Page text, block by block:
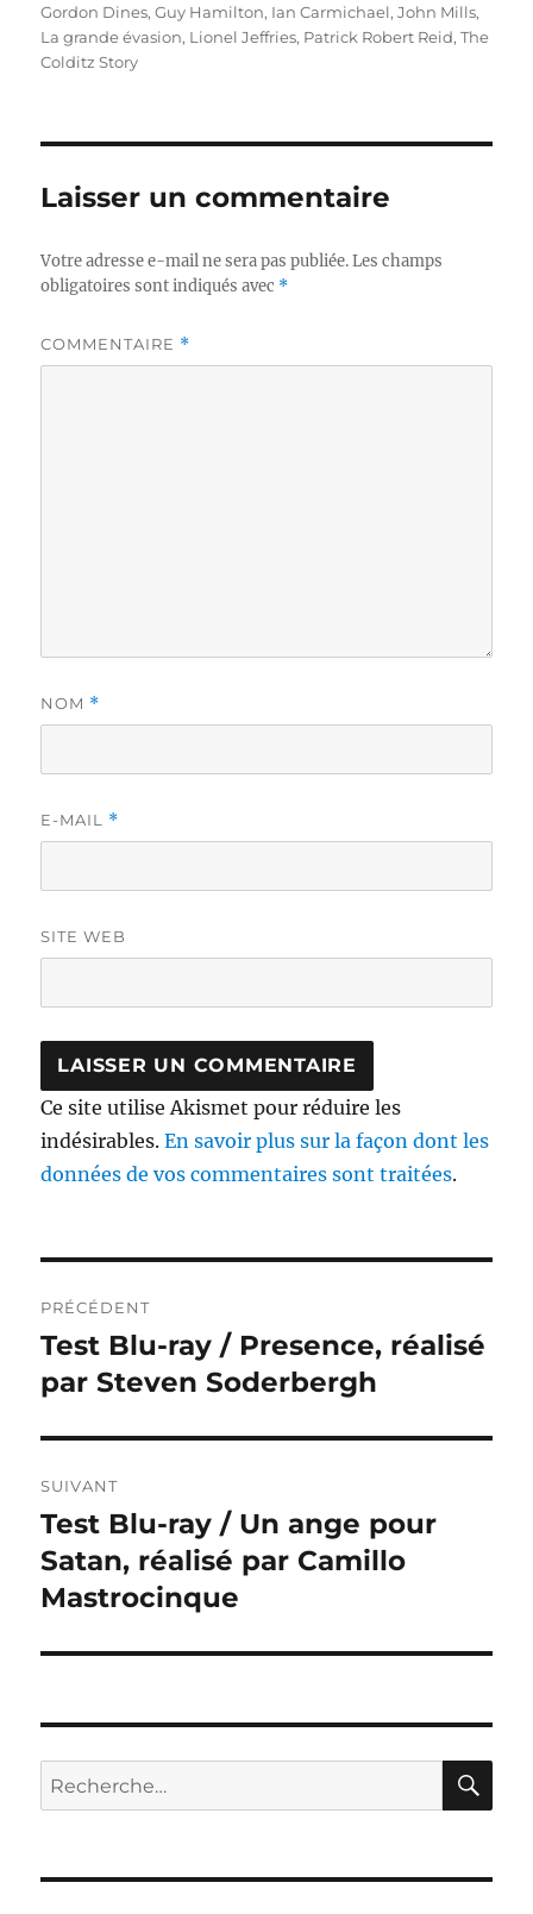
Gordon Dines,Guy Hamilton, Ian Carmichael,John Mills,
La grande évasion, Lionel Jeffries, Patrick Robert Reid,The
Colditz Story
Laisser un commentaire
Votre adresse e-mail ne sera pas publiée. Les champs
obligatoires sont indiqués avec *
COMMENTAIRE *
NOM *
E-MAIL *
SITE WEB
Ce site utilise Akismet pour réduire les
indésirables.En savoir plus sur la façon dont les
données de vos commentaires sont traitées.
de
l’article
PRÉCÉDENT
Publication
précédente :
Test Blu-ray / Presence, réalisé
par Steven Soderbergh
SUIVANT
Publication
suivante :
Test Blu-ray / Un ange pour
Satan, réalisé par Camillo
Mastrocinque
Recherche
pour :